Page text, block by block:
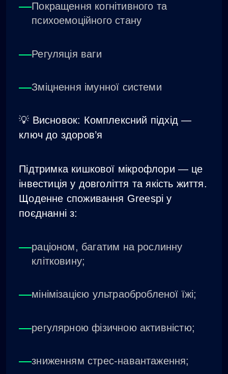
Покращення когнітивного та
психоемоційного стану
Регуляція ваги
Зміцнення імунної системи
💡 Висновок: Комплексний підхід —
ключ до здоров’я
Підтримка кишкової мікрофлори — це
інвестиція у довголіття та якість життя.
Щоденне споживання Greespi у
поєднанні з:
раціоном, багатим на рослинну
клітковину;
мінімізацією ультраобробленої їжі;
регулярною фізичною активністю;
зниженням стрес-навантаження;